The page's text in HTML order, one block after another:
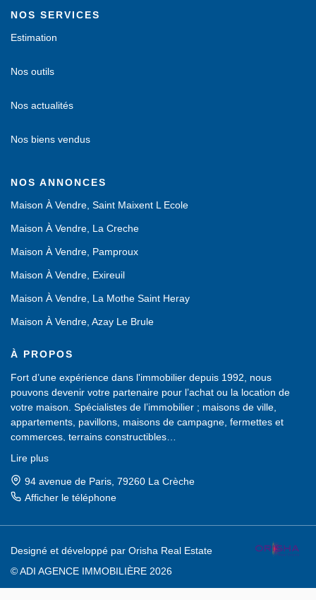
NOS SERVICES
Estimation
Nos outils
Nos actualités
Nos biens vendus
NOS ANNONCES
Maison À Vendre, Saint Maixent L Ecole
Maison À Vendre, La Creche
Maison À Vendre, Pamproux
Maison À Vendre, Exireuil
Maison À Vendre, La Mothe Saint Heray
Maison À Vendre, Azay Le Brule
À PROPOS
Fort d’une expérience dans l'immobilier depuis 1992, nous
pouvons devenir votre partenaire pour l’achat ou la location de
votre maison. Spécialistes de l’immobilier ; maisons de ville,
appartements, pavillons, maisons de campagne, fermettes et
commerces, terrains constructibles…
renouvelé, dans les Deux-Sèvres (79).
Une équipe de professionnels est à votre service pour vous aider
dans votre recherche d'achat ou de location et vous proposer des
Un accueil chaleureux vous sera réservé. N'hésitez pas à venir
dans notre agence, nous saurons vous conseiller et vous guider
dans votre projet immobilier d'achat, de vente ou de location. Le
Poitou Charentes est une région calme où il fait bon vivre.
Lire plus
94 avenue de Paris, 79260 La Crèche
Afficher le téléphone
Designé et développé par Orisha Real Estate
© ADI AGENCE IMMOBILIÈRE 2026